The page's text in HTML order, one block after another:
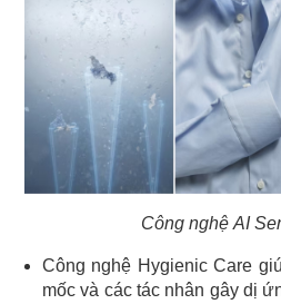
Công nghệ AI
Công nghệ Hygienic Care
mốc và các tác nhân gây dị